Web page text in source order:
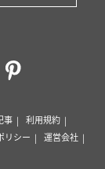
事
利用規約
リシー
運営会社